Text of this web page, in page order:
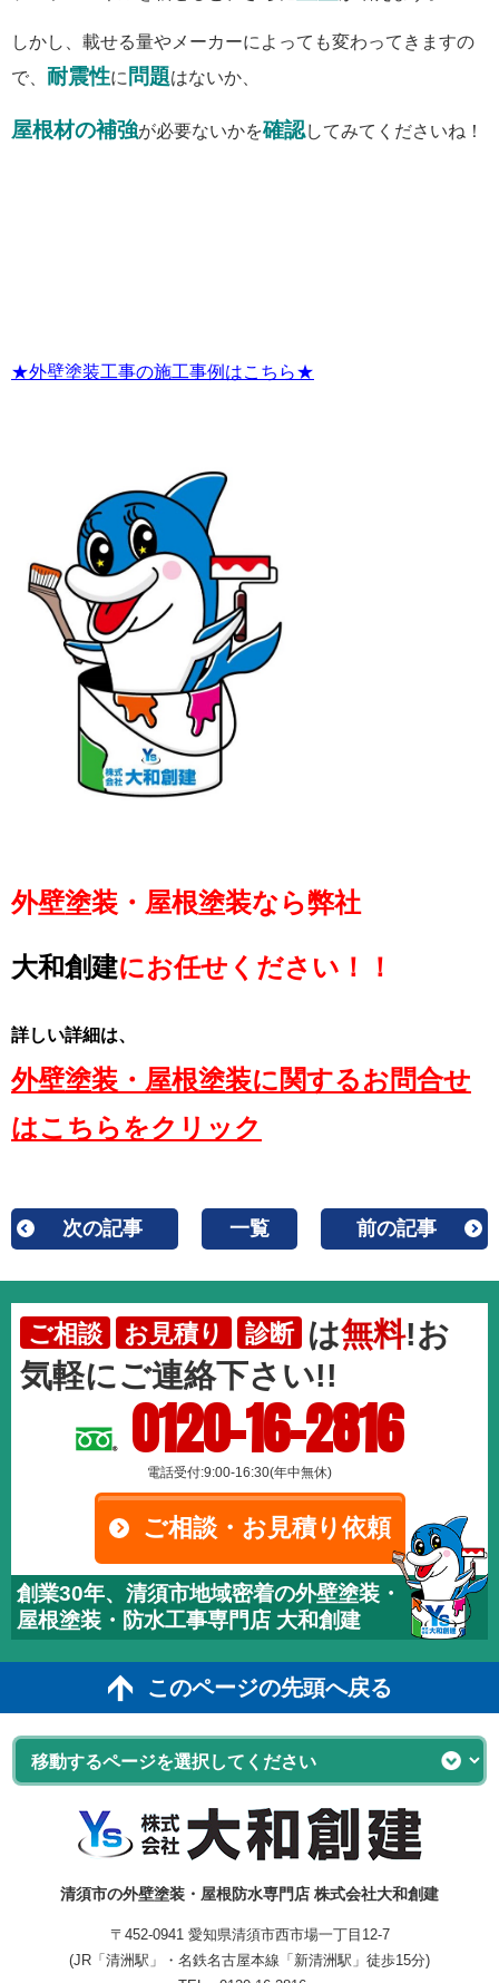
しかし、載せる量やメーカーによっても変わってきますの
で、 耐震性に 問題はないか、
屋根材の補強が必要ないかを確認してみてくださいね！
★外壁塗装工事の施工事例はこちら★
外壁塗装・屋根塗装なら弊社
大和創建にお任せください！！
詳しい詳細は、
外壁塗装・屋根塗装に関するお問合せ
はこちらをクリック
次の記事 一覧 前の記事
ご相談 お見積り 診断 は無料!お
気軽にご連絡下さい!!
0120-16-2816
電話受付:9:00-16:30(年中無休)
ご相談・お見積り依頼
創業30年、清須市地域密着の外壁塗装・
屋根塗装・防水工事専門店 大和創建
このページの先頭へ戻る
清須市の外壁塗装・屋根防水専門店 株式会社大和創建
〒452-0941 愛知県清須市西市場一丁目12-7
(JR「清洲駅」・名鉄名古屋本線「新清洲駅」徒歩15分)